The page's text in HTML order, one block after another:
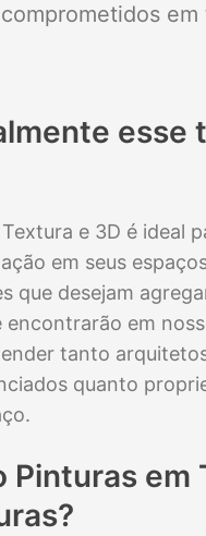
esse
e 3D é ideal
em seus
que desejam
em
tanto
quanto
Pinturas em